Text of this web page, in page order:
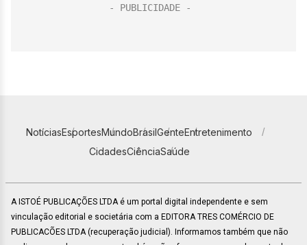
NotíciasEsportesMundoBrasilGenteEntretenimento
CidadesCiênciaSaúde
A ISTOÉ PUBLICAÇÕES LTDA é um portal digital independente e sem
vinculação editorial e societária com a EDITORA TRES COMÉRCIO DE
PUBLICACÕES LTDA (recuperação judicial). Informamos também que não